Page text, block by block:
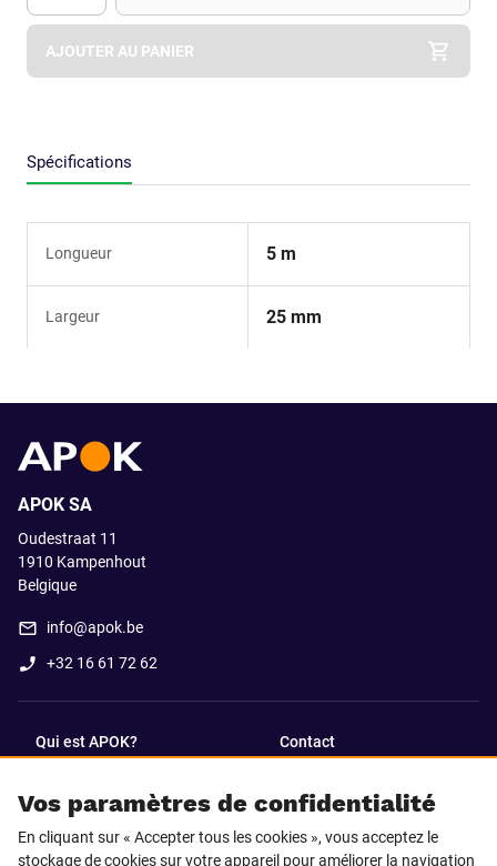
Apok.Product.Detail.AddToCart.Quantity (Optionnel)
AJOUTER AU PANIER
Spécifications
Longueur 5 m
Largeur 25 mm
Vos paramètres de confidentialité
En cliquant sur « Accepter tous les cookies », vous acceptez le
stockage de cookies sur votre appareil pour améliorer la navigation
APOK SA
Oudestraat 11
1910 Kampenhout
Belgique
info@apok.be
+32 16 61 72 62
Qui est APOK? Contact
SUIVEZ-NOUS SUR
Facebook LinkedIn